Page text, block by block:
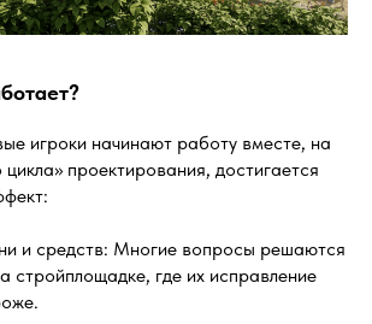
игроки начинают работу вместе, на
цикла» проектирования, достигается
и средств: Многие вопросы решаются
стройплощадке, где их исправление